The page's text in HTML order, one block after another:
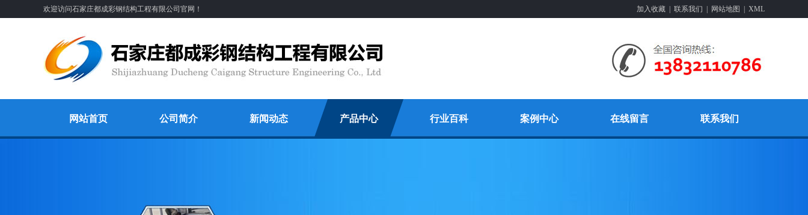
欢迎访问石家庄都成彩钢结构工程有限公司官网！ 加入收藏 联系我们 网站地图 XML
网站首页 公司简介 新闻动态 产品中心 行业百科 案例中心 在线留言 联系我们